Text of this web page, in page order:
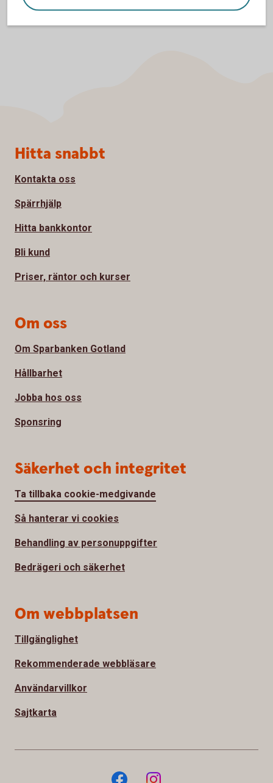
Sidfot
Hitta snabbt
Kontakta oss
Spärrhjälp
Hitta bankkontor
Bli kund
Priser, räntor och kurser
Om oss
Om Sparbanken Gotland
Hållbarhet
Jobba hos oss
Sponsring
Säkerhet och integritet
Ta tillbaka cookie-medgivande
Så hanterar vi cookies
Behandling av personuppgifter
Bedrägeri och säkerhet
Om webbplatsen
Tillgänglighet
Rekommenderade webbläsare
Användarvillkor
Sajtkarta